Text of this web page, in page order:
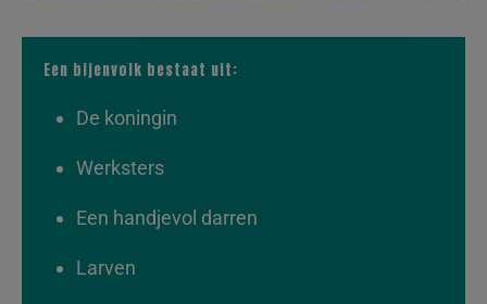
Een bijenvolk bestaat uit:
De koningin
Werksters
Een handjevol darren
Larven